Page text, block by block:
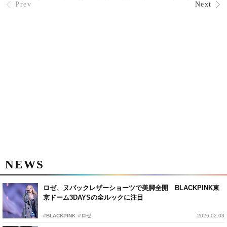
Prev Next
NEWS
ロゼ、ヌバックレザーショーツで美脚全開 BLACKPINK東
京ドーム3DAYSの全ルックに注目
#BLACKPINK #ロゼ 2026.02.03